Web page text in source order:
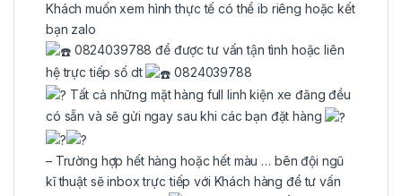
Khách muốn xem hình thực tế có thể ib riêng hoặc kết
bạn zalo
0824039788 để được tư vấn tận tình hoặc liên
hệ trực tiếp số dt
0824039788
Tất cả những mặt hàng full linh kiện xe đăng đều
có sẵn và sẽ gửi ngay sau khi các bạn đặt hàng
– Trường hợp hết hàng hoặc hết màu … bên đội ngũ
kĩ thuật sẽ inbox trực tiếp với Khách hàng để tư vấn